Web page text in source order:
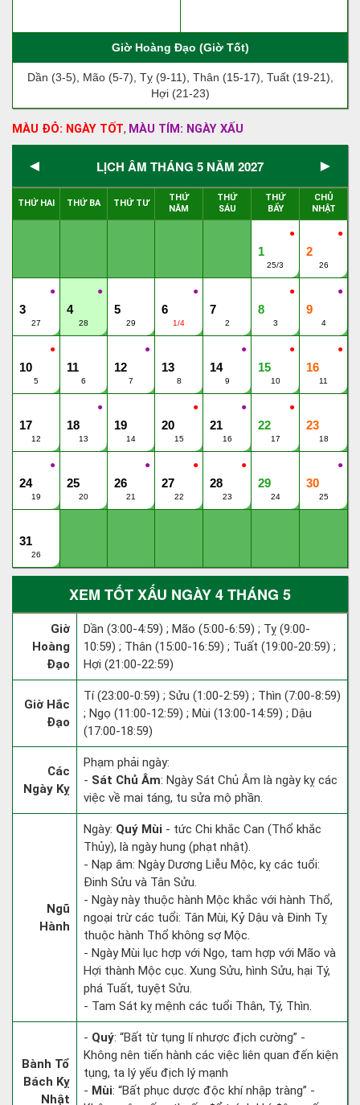
Giờ Hoàng Đạo (Giờ Tốt)
Dần (3-5), Mão (5-7), Tỵ (9-11), Thân (15-17), Tuất (19-21),
Hợi (21-23)
MÀU ĐỎ: NGÀY TỐT, MÀU TÍM: NGÀY XẤU
◄ LỊCH ÂM THÁNG 5 NĂM 2027 ►
THỨ HAI THỨ BA THỨ TƯ
THỨ
NĂM
THỨ
SÁU
THỨ
BẨY
CHỦ
NHẬT
●
1
25/3
●
2
26
●
3
27
●
4
28
5
29
●
6
1/4
7
2
●
8
3
●
9
4
●
10
5
11
6
●
12
7
13
8
●
14
9
●
15
10
●
16
11
17
12
●
18
13
19
14
●
20
15
●
21
16
●
22
17
23
18
●
24
19
25
20
●
26
21
●
27
22
●
28
23
29
24
●
30
25
31
26
XEM TỐT XẤU NGÀY 4 THÁNG 5
Giờ
Hoàng
Đạo
Dần (3:00-4:59) ; Mão (5:00-6:59) ; Tỵ (9:00-
10:59) ; Thân (15:00-16:59) ; Tuất (19:00-20:59) ;
Hợi (21:00-22:59)
Giờ Hắc
Đạo
Tí (23:00-0:59) ; Sửu (1:00-2:59) ; Thìn (7:00-8:59)
; Ngọ (11:00-12:59) ; Mùi (13:00-14:59) ; Dậu
(17:00-18:59)
Các
Ngày Kỵ
Phạm phải ngày:
- Sát Chủ Âm: Ngày Sát Chủ Âm là ngày kỵ các
việc về mai táng, tu sửa mộ phần.
Ngũ
Hành
Ngày: Quý Mùi - tức Chi khắc Can (Thổ khắc
Thủy), là ngày hung (phạt nhật).
- Nạp âm: Ngày Dương Liễu Mộc, kỵ các tuổi:
Đinh Sửu và Tân Sửu.
- Ngày này thuộc hành Mộc khắc với hành Thổ,
ngoại trừ các tuổi: Tân Mùi, Kỷ Dậu và Đinh Tỵ
thuộc hành Thổ không sợ Mộc.
- Ngày Mùi lục hợp với Ngọ, tam hợp với Mão và
Hợi thành Mộc cục. Xung Sửu, hình Sửu, hại Tý,
phá Tuất, tuyệt Sửu.
- Tam Sát kỵ mệnh các tuổi Thân, Tý, Thìn.
Bành Tổ
Bách Kỵ
Nhật
- Quý: “Bất từ tụng lí nhược địch cường” -
Không nên tiến hành các việc liên quan đến kiện
tụng, ta lý yếu địch lý mạnh
- Mùi: “Bất phục dược độc khí nhập tràng” -